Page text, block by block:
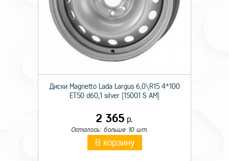
Диски Magnetto Lada Largus 6,0\R15 4*100
ET50 d60,1 silver [15001 S AM]
2 365 р.
Осталось: больше 10 шт.
В корзину